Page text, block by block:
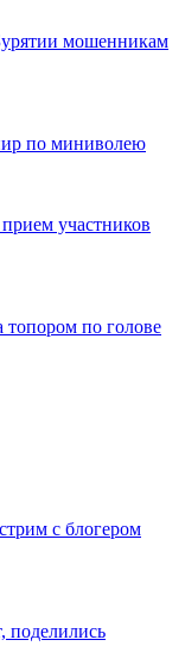
мошенникам
по миниволею
участников
топором по голове
с блогером
поделились